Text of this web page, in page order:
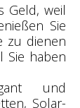
Geld, weil
Sie
zu dienen
Sie haben
und
Solar-